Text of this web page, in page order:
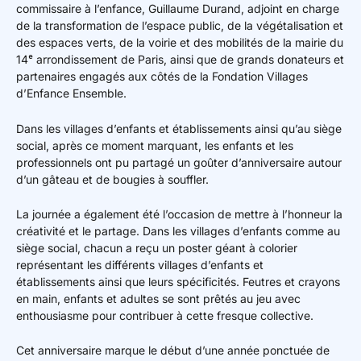
commissaire à l’enfance, Guillaume Durand, adjoint en charge
de la transformation de l’espace public, de la végétalisation et
des espaces verts, de la voirie et des mobilités de la mairie du
14ᵉ arrondissement de Paris, ainsi que de grands donateurs et
partenaires engagés aux côtés de la Fondation Villages
d’Enfance Ensemble.
Dans les villages d’enfants et établissements ainsi qu’au siège
social, après ce moment marquant, les enfants et les
professionnels ont pu partagé un goûter d’anniversaire autour
d’un gâteau et de bougies à souffler.
La journée a également été l’occasion de mettre à l’honneur la
créativité et le partage. Dans les villages d’enfants comme au
siège social, chacun a reçu un poster géant à colorier
représentant les différents villages d’enfants et
établissements ainsi que leurs spécificités. Feutres et crayons
en main, enfants et adultes se sont prêtés au jeu avec
enthousiasme pour contribuer à cette fresque collective.
Cet anniversaire marque le début d’une année ponctuée de